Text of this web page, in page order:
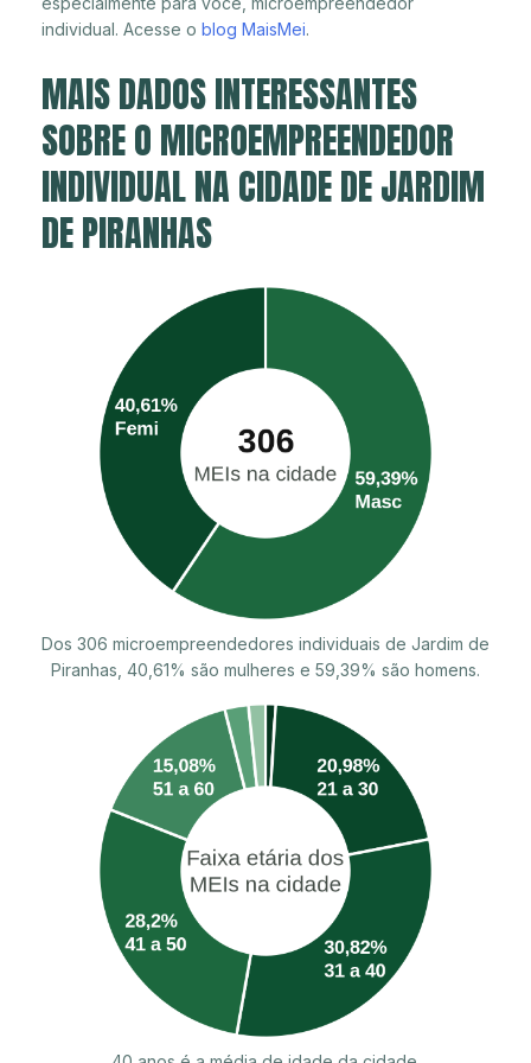
individual. Acesse o blog MaisMei.
MAIS DADOS INTERESSANTES
SOBRE O MICROEMPREENDEDOR
INDIVIDUAL NA CIDADE DE JARDIM
DE PIRANHAS
Dos 306 microempreendedores individuais de Jardim de
Piranhas, 40,61% são mulheres e 59,39% são homens.